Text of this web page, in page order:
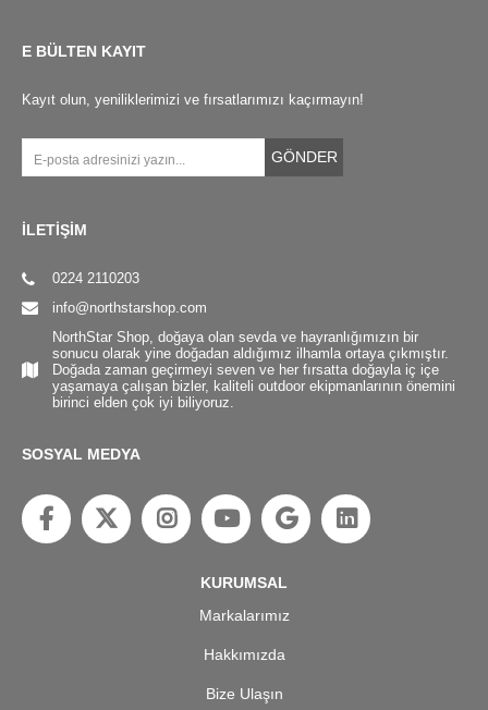
E BÜLTEN KAYIT
Kayıt olun, yeniliklerimizi ve fırsatlarımızı kaçırmayın!
GÖNDER
İLETİŞİM
0224 2110203
info@northstarshop.com
NorthStar Shop, doğaya olan sevda ve hayranlığımızın bir
sonucu olarak yine doğadan aldığımız ilhamla ortaya çıkmıştır.
Doğada zaman geçirmeyi seven ve her fırsatta doğayla iç içe
yaşamaya çalışan bizler, kaliteli outdoor ekipmanlarının önemini
birinci elden çok iyi biliyoruz.
SOSYAL MEDYA
KURUMSAL
Markalarımız
Hakkımızda
Bize Ulaşın